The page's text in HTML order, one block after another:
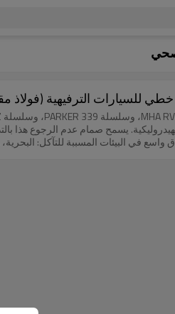
يسمح صمام عدم الرجوع
البيئات المسببة للتآكل: البحرية،